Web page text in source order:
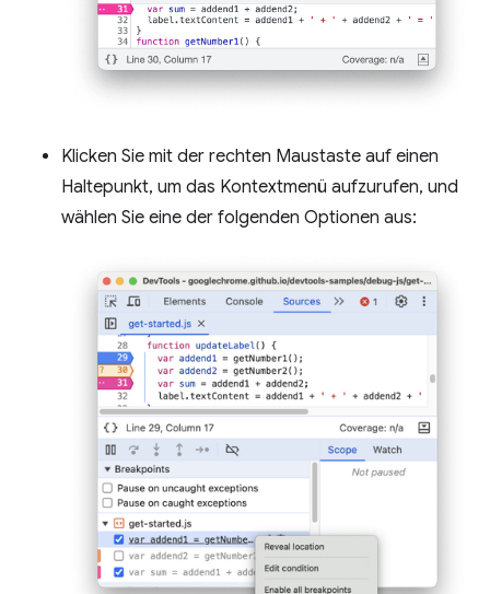
Klicken Sie mit der rechten Maustaste auf einen
Haltepunkt, um das Kontextmenü aufzurufen, und
wählen Sie eine der folgenden Optionen aus: